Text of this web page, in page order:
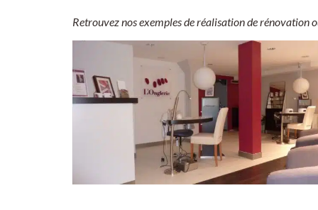
Retrouvez nos exemples de réalisation de